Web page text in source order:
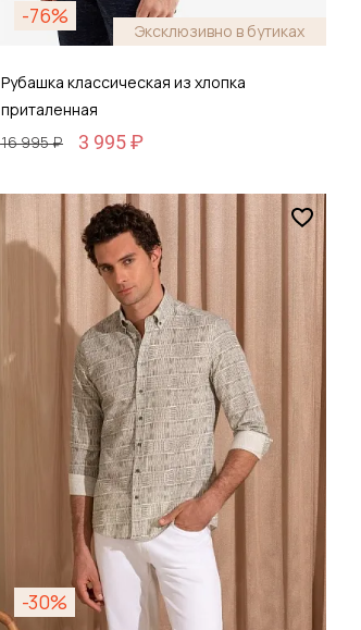
-76%
Эксклюзивно в бутиках
Рубашка классическая из хлопка
приталенная
16 995 ₽
3 995 ₽
Размер
38 / 44
Добавить в корзину
-30%